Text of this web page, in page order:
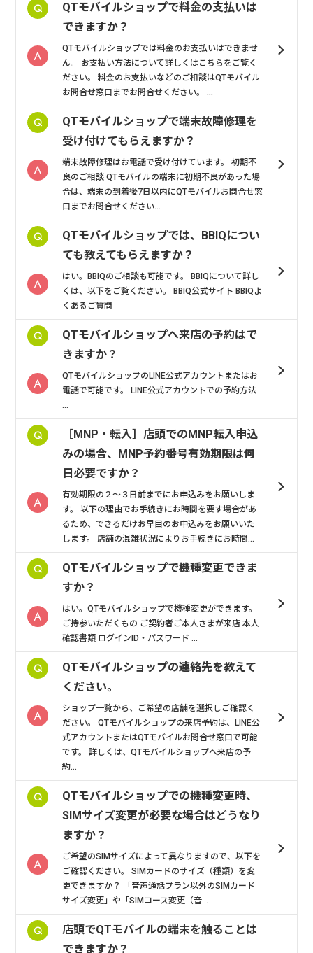
QTモバイルショップで料金の支払いは
できますか？
QTモバイルショップでは料金のお支払いはできませ
ん。 お支払い方法について詳しくはこちらをご覧く
ださい。 料金のお支払いなどのご相談はQTモバイル
お問合せ窓口までお問合せください。 ...
QTモバイルショップで端末故障修理を
受け付けてもらえますか？
端末故障修理はお電話で受け付けています。 初期不
良のご相談 QTモバイルの端末に初期不良があった場
合は、端末の到着後7日以内にQTモバイルお問合せ窓
口までお問合せください...
QTモバイルショップでは、BBIQについ
ても教えてもらえますか？
はい。BBIQのご相談も可能です。 BBIQについて詳し
くは、以下をご覧ください。 BBIQ公式サイト BBIQよ
くあるご質問
QTモバイルショップへ来店の予約はで
きますか？
QTモバイルショップのLINE公式アカウントまたはお
電話で可能です。 LINE公式アカウントでの予約方法
...
［MNP・転入］店頭でのMNP転入申込
みの場合、MNP予約番号有効期限は何
日必要ですか？
有効期限の２～３日前までにお申込みをお願いしま
す。 以下の理由でお手続きにお時間を要す場合があ
るため、できるだけお早目のお申込みをお願いいた
します。 店舗の混雑状況によりお手続きにお時間...
QTモバイルショップで機種変更できま
すか？
はい。QTモバイルショップで機種変更ができます。
ご持参いただくもの ご契約者ご本人さまが来店 本人
確認書類 ログインID・パスワード ...
QTモバイルショップの連絡先を教えて
ください。
ショップ一覧から、ご希望の店舗を選択しご確認く
ださい。 QTモバイルショップの来店予約は、LINE公
式アカウントまたはQTモバイルお問合せ窓口で可能
です。 詳しくは、QTモバイルショップへ来店の予
約...
QTモバイルショップでの機種変更時、
SIMサイズ変更が必要な場合はどうなり
ますか？
ご希望のSIMサイズによって異なりますので、以下を
ご確認ください。 SIMカードのサイズ（種類）を変
更できますか？ 「音声通話プラン以外のSIMカード
サイズ変更」や「SIMコース変更（音...
店頭でQTモバイルの端末を触ることは
できますか？